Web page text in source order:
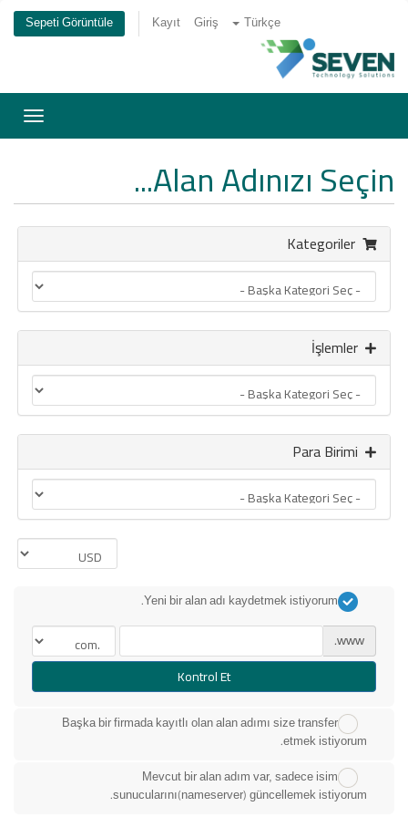
Türkçe
Giriş
Kayıt
Sepeti Görüntüle
Alan Adınızı Seçin...
Yeni bir alan adı kaydetmek istiyorum.
www.
Kontrol Et
Başka bir firmada kayıtlı olan alan adımı size transfer
etmek istiyorum.
Mevcut bir alan adım var, sadece isim
sunucularını(nameserver) güncellemek istiyorum.